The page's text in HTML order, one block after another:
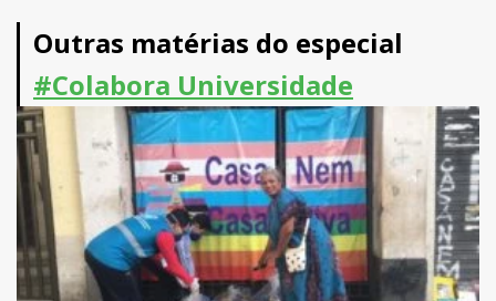
Outras matérias do especial
#Colabora Universidade